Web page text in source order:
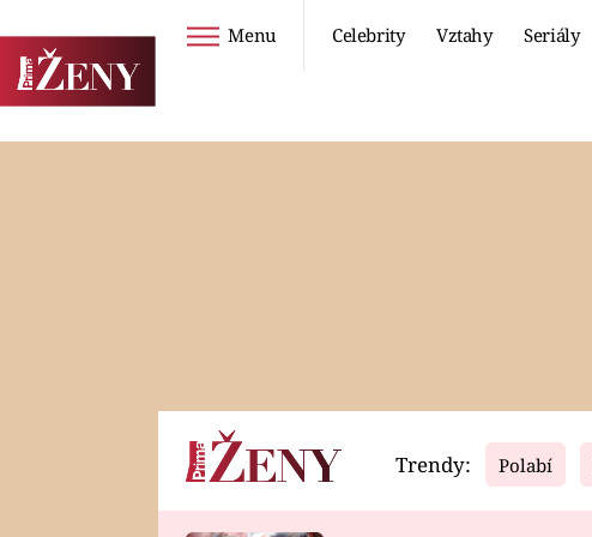
Menu Celebrity Vztahy Seriály
Horoskopy Video
Trendy: Polabí